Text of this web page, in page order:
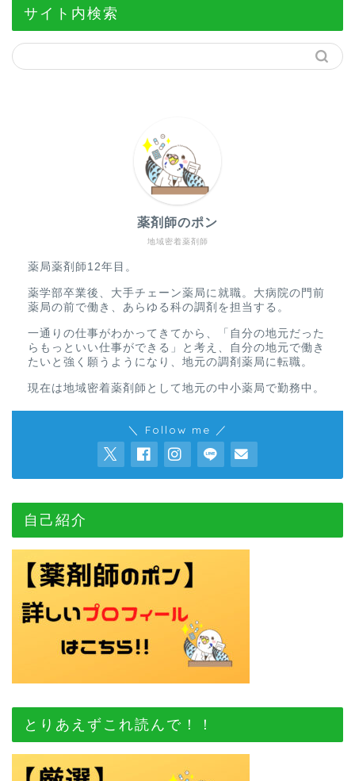
サイト内検索
地域密着薬剤師
薬剤師のポン
薬局薬剤師12年目。
薬学部卒業後、大手チェーン薬局に就職。大病院の門前
薬局の前で働き、あらゆる科の調剤を担当する。
一通りの仕事がわかってきてから、「自分の地元だった
らもっといい仕事ができる」と考え、自分の地元で働き
たいと強く願うようになり、地元の調剤薬局に転職。
現在は地域密着薬剤師として地元の中小薬局で勤務中。
＼ Follow me ／
自己紹介
とりあえずこれ読んで！！